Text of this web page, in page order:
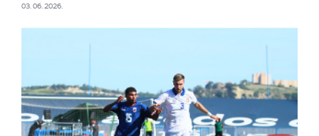
03. 06. 2026.